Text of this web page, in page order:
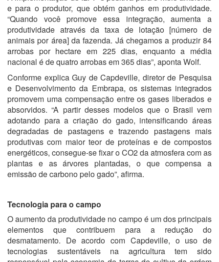
e para o produtor, que obtém ganhos em produtividade.
“Quando você promove essa integração, aumenta a
produtividade através da taxa de lotação [número de
animais por área] da fazenda. Já chegamos a produzir 84
arrobas por hectare em 225 dias, enquanto a média
nacional é de quatro arrobas em 365 dias”, aponta Wolf.
Conforme explica Guy de Capdeville, diretor de Pesquisa
e Desenvolvimento da Embrapa, os sistemas integrados
promovem uma compensação entre os gases liberados e
absorvidos. “A partir desses modelos que o Brasil vem
adotando para a criação do gado, intensificando áreas
degradadas de pastagens e trazendo pastagens mais
produtivas com maior teor de proteínas e de compostos
energéticos, consegue-se fixar o CO2 da atmosfera com as
plantas e as árvores plantadas, o que compensa a
emissão de carbono pelo gado”, afirma.
Tecnologia para o campo
O aumento da produtividade no campo é um dos principais
elementos que contribuem para a redução do
desmatamento. De acordo com Capdeville, o uso de
tecnologias sustentáveis na agricultura tem sido